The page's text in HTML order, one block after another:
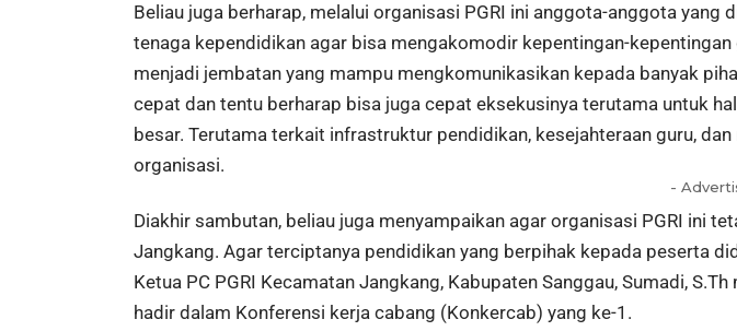
Beliau juga berharap, melalui organisasi PGRI ini anggota-anggota
tenaga kependidikan agar bisa mengakomodir kepentingan-
menjadi jembatan yang mampu mengkomunikasikan kepada banyak
cepat dan tentu berharap bisa juga cepat eksekusinya terutama untuk
besar. Terutama terkait infrastruktur pendidikan, kesejahteraan guru,
organisasi.
-
Diakhir sambutan, beliau juga menyampaikan agar organisasi PGRI ini
Jangkang. Agar terciptanya pendidikan yang berpihak kepada peserta
Ketua PC PGRI Kecamatan Jangkang, Kabupaten Sanggau, Sumadi,
hadir dalam Konferensi kerja cabang (Konkercab) yang ke-1.